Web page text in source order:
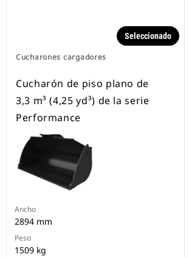
Cucharones cargadores
Seleccionado
Cucharón de piso plano de
3,3 m³ (4,25 yd³) de la serie
Performance
Ancho
2894 mm
Peso
1509 kg